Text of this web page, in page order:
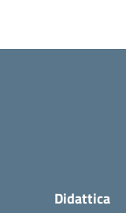
Didattica